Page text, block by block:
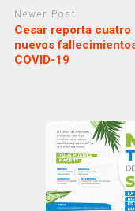
Newer Post
Cesar reporta cuatro
nuevos
COVID-19